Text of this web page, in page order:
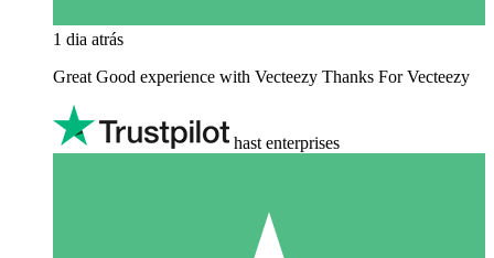
1 dia atrás
Great Good experience with Vecteezy Thanks For Vecteezy
hast enterprises